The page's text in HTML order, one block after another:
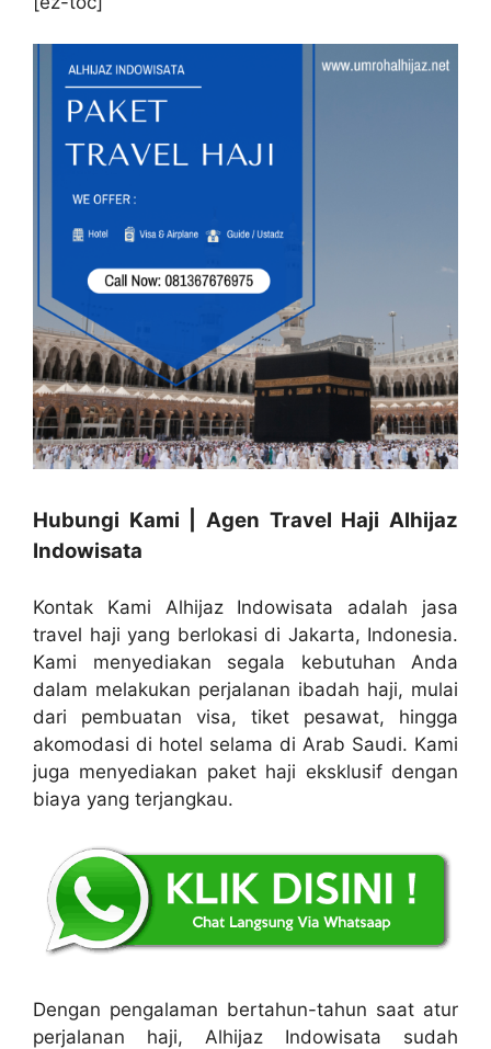
Hubungi Kami | Agen Travel Haji Alhijaz
Indowisata
Kontak Kami Alhijaz Indowisata adalah jasa
travel haji yang berlokasi di Jakarta, Indonesia.
Kami menyediakan segala kebutuhan Anda
dalam melakukan perjalanan ibadah haji, mulai
dari pembuatan visa, tiket pesawat, hingga
akomodasi di hotel selama di Arab Saudi. Kami
juga menyediakan paket haji eksklusif dengan
biaya yang terjangkau.
Dengan pengalaman bertahun-tahun saat atur
perjalanan haji, Alhijaz Indowisata sudah